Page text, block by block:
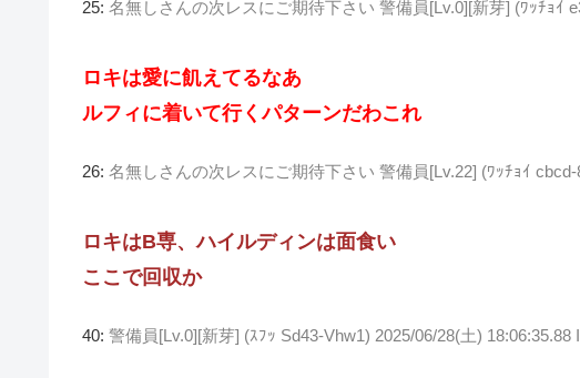
25: 名無しさんの次レスにご期待下さい 警備員[Lv.0][新芽] (ﾜｯﾁｮｲ
ロキは愛に飢えてるなあ
ルフィに着いて行くパターンだわこれ
26: 名無しさんの次レスにご期待下さい 警備員[Lv.22] (ﾜｯﾁｮｲ cbcd-
ロキはB専、ハイルディンは面食い
ここで回収か
40: 警備員[Lv.0][新芽] (ｽﾌｯ Sd43-Vhw1) 2025/06/28(土) 18:06:35.88